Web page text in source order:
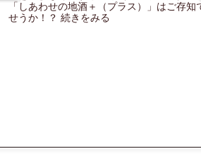
き始め、血湧き肉踊
る季節が近づいて来
出
か
★北条文化の森公園の東屋にて起床！ 4/29
続きをみる